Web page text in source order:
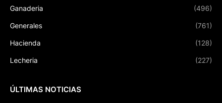
Ganaderia (496)
Generales (761)
Hacienda (128)
Lecheria (227)
ÚLTIMAS NOTICIAS